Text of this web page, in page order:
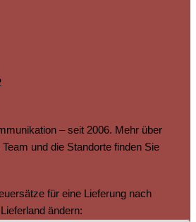
– seit 2006. Mehr über
und die Standorte finden Sie
für eine Lieferung nach
ändern: